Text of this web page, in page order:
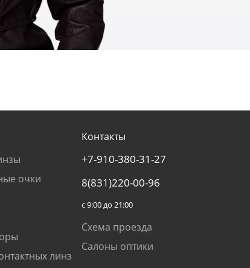
очки
линз
Контакты
+7-910-380-31-27
8(831)220-00-96
с 9:00 до 21:00
Схема проезда
Салоны оптики